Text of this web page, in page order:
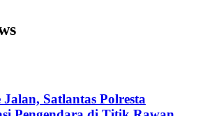
Satlantas Polresta